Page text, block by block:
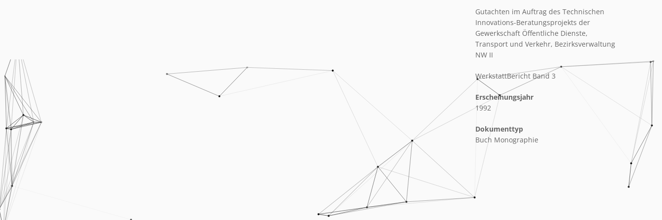
Gutachten im Auftrag des Technischen
Innovations-Beratungsprojekts der
Gewerkschaft Öffentliche Dienste,
Transport und Verkehr, Bezirksverwaltung
NW II
WerkstattBericht Band 3
Erscheinungsjahr
1992
Dokumenttyp
Buch Monographie